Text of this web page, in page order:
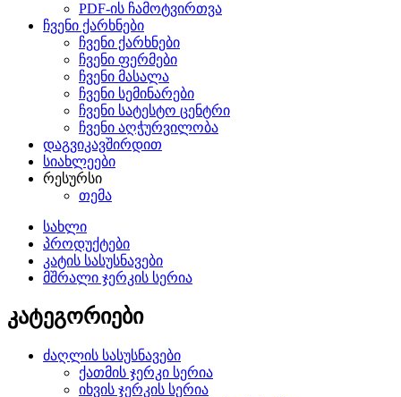
PDF-ის ჩამოტვირთვა
ჩვენი ქარხნები
ჩვენი ქარხნები
ჩვენი ფერმები
ჩვენი მასალა
ჩვენი სემინარები
ჩვენი სატესტო ცენტრი
ჩვენი აღჭურვილობა
დაგვიკავშირდით
სიახლეები
რესურსი
თემა
სახლი
პროდუქტები
კატის სასუსნავები
მშრალი ჯერკის სერია
კატეგორიები
ძაღლის სასუსნავები
ქათმის ჯერკი სერია
იხვის ჯერკის სერია